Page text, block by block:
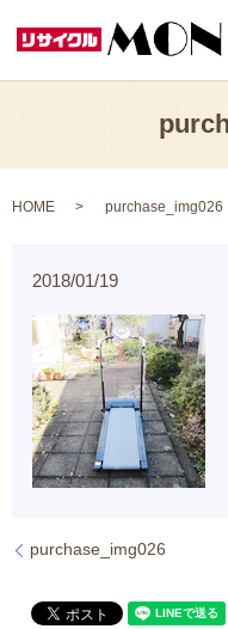
HOME purchase_img026
2018/01/19
purchase_img026